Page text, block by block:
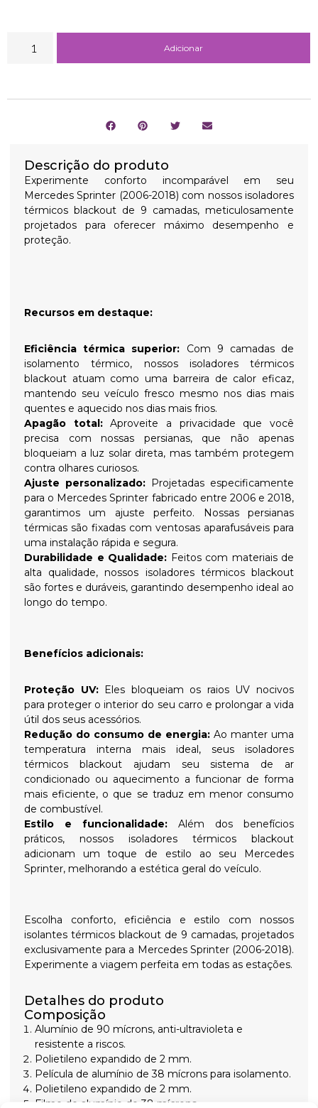
Adicionar
Descrição do produto
Experimente conforto incomparável em seu
Mercedes Sprinter (2006-2018) com nossos isoladores
térmicos blackout de 9 camadas, meticulosamente
projetados para oferecer máximo desempenho e
proteção.
Recursos em destaque:
Eficiência térmica superior: Com 9 camadas de
isolamento térmico, nossos isoladores térmicos
blackout atuam como uma barreira de calor eficaz,
mantendo seu veículo fresco mesmo nos dias mais
quentes e aquecido nos dias mais frios.
Apagão total:Aproveite a privacidade que você
precisa com nossas persianas, que não apenas
bloqueiam a luz solar direta, mas também protegem
contra olhares curiosos.
Ajuste personalizado: Projetadas especificamente
para o Mercedes Sprinter fabricado entre 2006 e 2018,
garantimos um ajuste perfeito. Nossas persianas
térmicas são fixadas com ventosas aparafusáveis para
uma instalação rápida e segura.
Durabilidade e Qualidade: Feitos com materiais de
alta qualidade, nossos isoladores térmicos blackout
são fortes e duráveis, garantindo desempenho ideal ao
longo do tempo.
Benefícios adicionais:
Proteção UV:Eles bloqueiam os raios UV nocivos
para proteger o interior do seu carro e prolongar a vida
útil dos seus acessórios.
Redução do consumo de energia: Ao manter uma
temperatura interna mais ideal, seus isoladores
térmicos blackout ajudam seu sistema de ar
condicionado ou aquecimento a funcionar de forma
mais eficiente, o que se traduz em menor consumo
de combustível.
Estilo e funcionalidade: Além dos benefícios
práticos, nossos isoladores térmicos blackout
adicionam um toque de estilo ao seu Mercedes
Sprinter, melhorando a estética geral do veículo.
Escolha conforto, eficiência e estilo com nossos
isolantes térmicos blackout de 9 camadas, projetados
exclusivamente para a Mercedes Sprinter (2006-2018).
Experimente a viagem perfeita em todas as estações.
Detalhes do produto
Composição
Alumínio de 90 mícrons, anti-ultravioleta e
resistente a riscos.
Polietileno expandido de 2 mm.
Película de alumínio de 38 mícrons para isolamento.
Polietileno expandido de 2 mm.
Filme de alumínio de 38 mícrons.